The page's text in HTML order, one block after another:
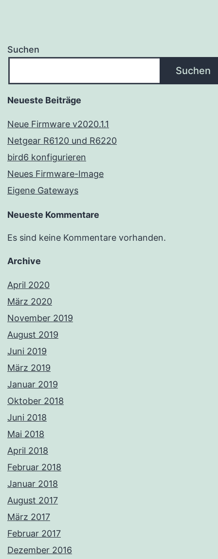
Suchen
Suchen
Neueste Beiträge
Neue Firmware v2020.1.1
Netgear R6120 und R6220
bird6 konfigurieren
Neues Firmware-Image
Eigene Gateways
Neueste Kommentare
Es sind keine Kommentare vorhanden.
Archive
April 2020
März 2020
November 2019
August 2019
Juni 2019
März 2019
Januar 2019
Oktober 2018
Juni 2018
Mai 2018
April 2018
Februar 2018
Januar 2018
August 2017
März 2017
Februar 2017
Dezember 2016